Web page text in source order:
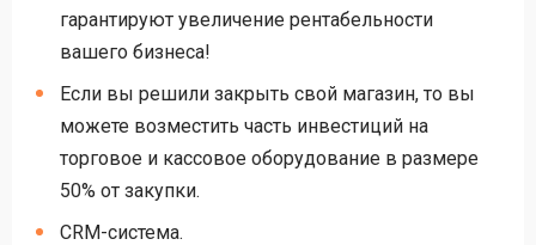
гарантируют увеличение рентабельности
вашего бизнеса!
Если вы решили закрыть свой магазин, то вы
можете возместить часть инвестиций на
торговое и кассовое оборудование в размере
50% от закупки.
CRM-система.